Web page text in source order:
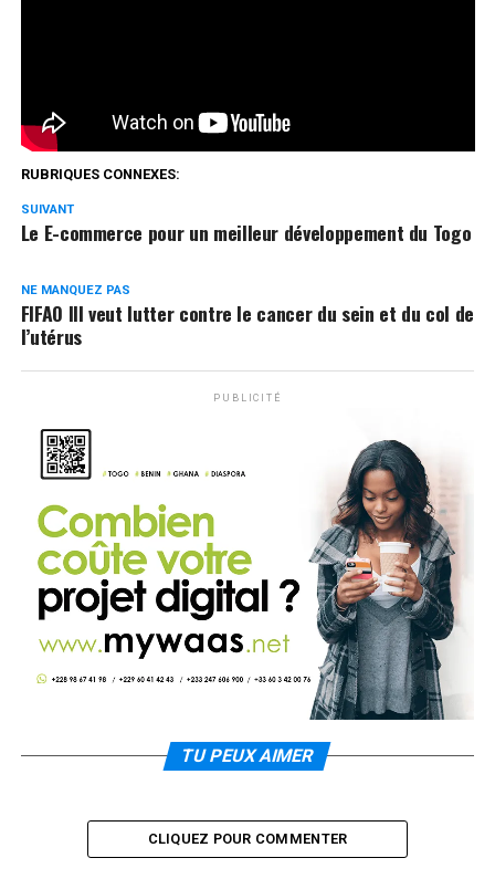
RUBRIQUES CONNEXES:
SUIVANT
Le E-commerce pour un meilleur développement du Togo
NE MANQUEZ PAS
FIFAO III veut lutter contre le cancer du sein et du col de
l’utérus
PUBLICITÉ
TU PEUX AIMER
CLIQUEZ POUR COMMENTER